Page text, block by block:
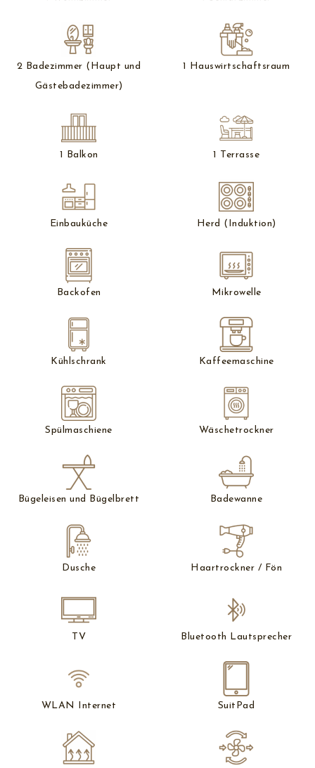
2 Badezimmer (Haupt und
Gästebadezimmer)
1 Hauswirtschaftsraum
1 Balkon 1 Terrasse
Einbauküche Herd (Induktion)
Backofen Mikrowelle
Kühlschrank Kaffeemaschine
Spülmaschiene Wäschetrockner
Bügeleisen und Bügelbrett Badewanne
Dusche Haartrockner / Fön
TV Bluetooth Lautsprecher
WLAN Internet SuitPad